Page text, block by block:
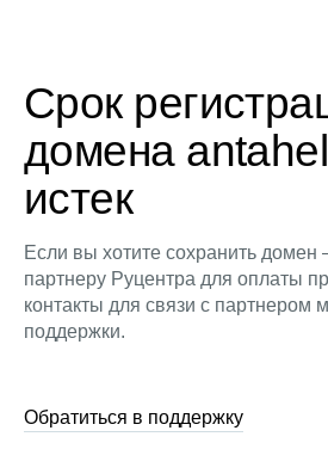
Срок
домена
истек
Если вы хотите сохранить домен
партнеру Руцентра для оплаты
контакты для связи с партнером
поддержки.
Обратиться в поддержку